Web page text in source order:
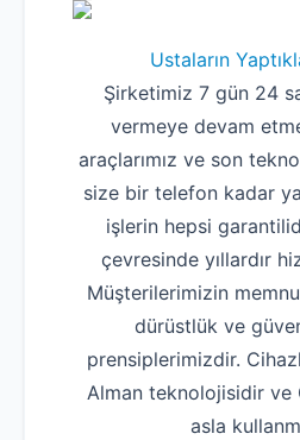
Ustaların
Şirketimiz 7 gün 24
vermeye devam
araçlarımız ve son
size bir telefon kadar
işlerin hepsi
çevresinde yıllardır
Müşterilerimizin
dürüstlük ve
prensiplerimizdir.
Alman teknolojisidir ve
asla